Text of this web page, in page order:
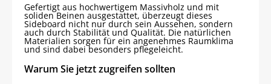
Gefertigt aus hochwertigem Massivholz und mit
soliden Beinen ausgestattet, überzeugt dieses
Sideboard nicht nur durch sein Aussehen, sondern
auch durch Stabilität und Qualität. Die natürlichen
Materialien sorgen für ein angenehmes Raumklima
und sind dabei besonders pflegeleicht.
Warum Sie jetzt zugreifen sollten